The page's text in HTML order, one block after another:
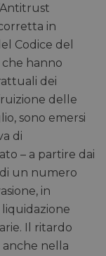
in
Codice del
hanno
dei
delle
sono emersi
di
– a partire dai
di un numero
in
Il ritardo
nella